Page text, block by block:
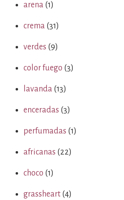
arena (1)
crema (31)
verdes (9)
color fuego (3)
lavanda (13)
enceradas (3)
perfumadas (1)
africanas (22)
choco (1)
grassheart (4)